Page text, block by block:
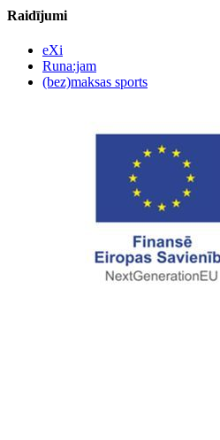
Raidījumi
eXi
Runa:jam
(bez)maksas sports